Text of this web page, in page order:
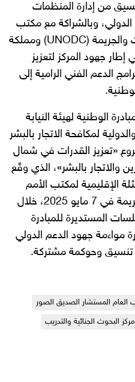
من إدارة المنظمات
الدولي، وبالشراكة مع مكتب
الأمم المتحدة المعني بالمخدرات والجريمة (UNODC) ومملكة
جهود المركز لتعزيز
الدعم الفني الرامية إلى
الوطنية لهيئة النيابة
لمكافحة الاتجار بالبشر
«تعزيز القدرات في شمال
والاتجار بالبشر»، الذي وقّع
الإقليمية لمكتب الأمم
المتحدة المعني بالمخدرات والجريمة في 7 مايو 2025، خلال
المستديرة للمبادرة
مواءمة جهود الدعم الدولي
تنسيق وحوكمة مشتركة.
العام المستشار الصديق الصور
مركز البحوث الجنائية والتدريب